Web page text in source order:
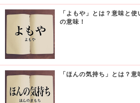
「よもや」とは？意味と
の意味！
「ほんの気持ち」とは？